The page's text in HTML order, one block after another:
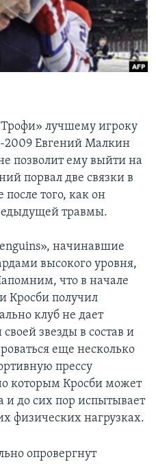
лучшему игроку
2009 Евгений Малкин
позволит ему выйти на
порвал две связки в
того, как он
травмы.
начинавшие
высокого уровня,
что в начале
Кросби получил
клуб не дает
звезды в состав и
еще несколько
прессу
которым Кросби может
и до сих пор испытывает
физических нагрузках.
опровергнут